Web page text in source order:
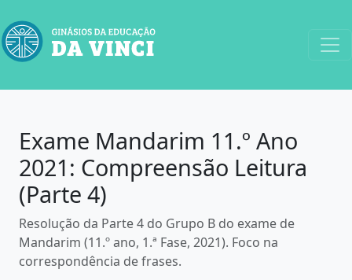
Exame Mandarim 11.º Ano
2021: Compreensão Leitura
(Parte 4)
Resolução da Parte 4 do Grupo B do exame de
Mandarim (11.º ano, 1.ª Fase, 2021). Foco na
correspondência de frases.